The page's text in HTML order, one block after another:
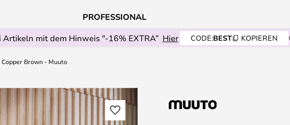
PROFESSIONAL
mit dem Hinweis "-16% EXTRA” Hier CODE:BEST KOPIEREN
Brown - Muuto